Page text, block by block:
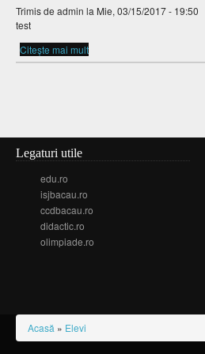
Trimis de admin la Mie, 03/15/2017 - 19:50
test
Citește mai mult
Legaturi utile
edu.ro
isjbacau.ro
ccdbacau.ro
didactic.ro
olimpiade.ro
Eşti aici
Acasă » Elevi